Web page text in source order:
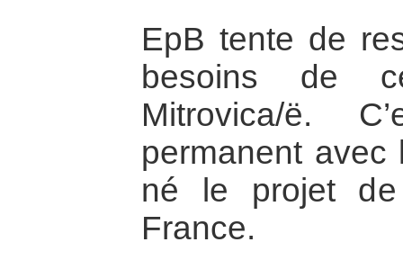
EpB tente de
besoins de
Mitrovica/ë.
permanent avec
né le projet de
France.